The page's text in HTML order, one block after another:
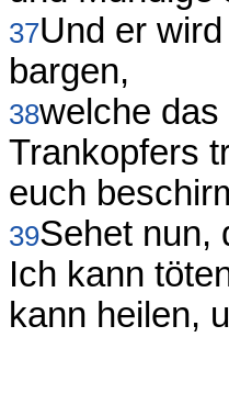
37Und er
bargen,
38welche
Trankopfers
euch
39Sehet nun,
Ich kann
kann heilen,